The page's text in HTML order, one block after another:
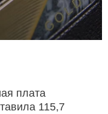
плата
115,7